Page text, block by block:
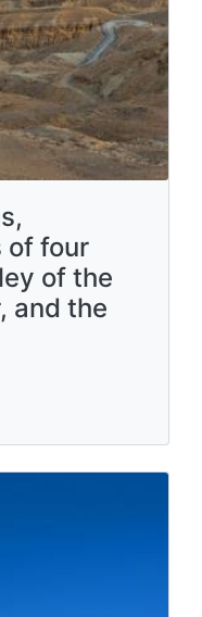
of four
of the
and the